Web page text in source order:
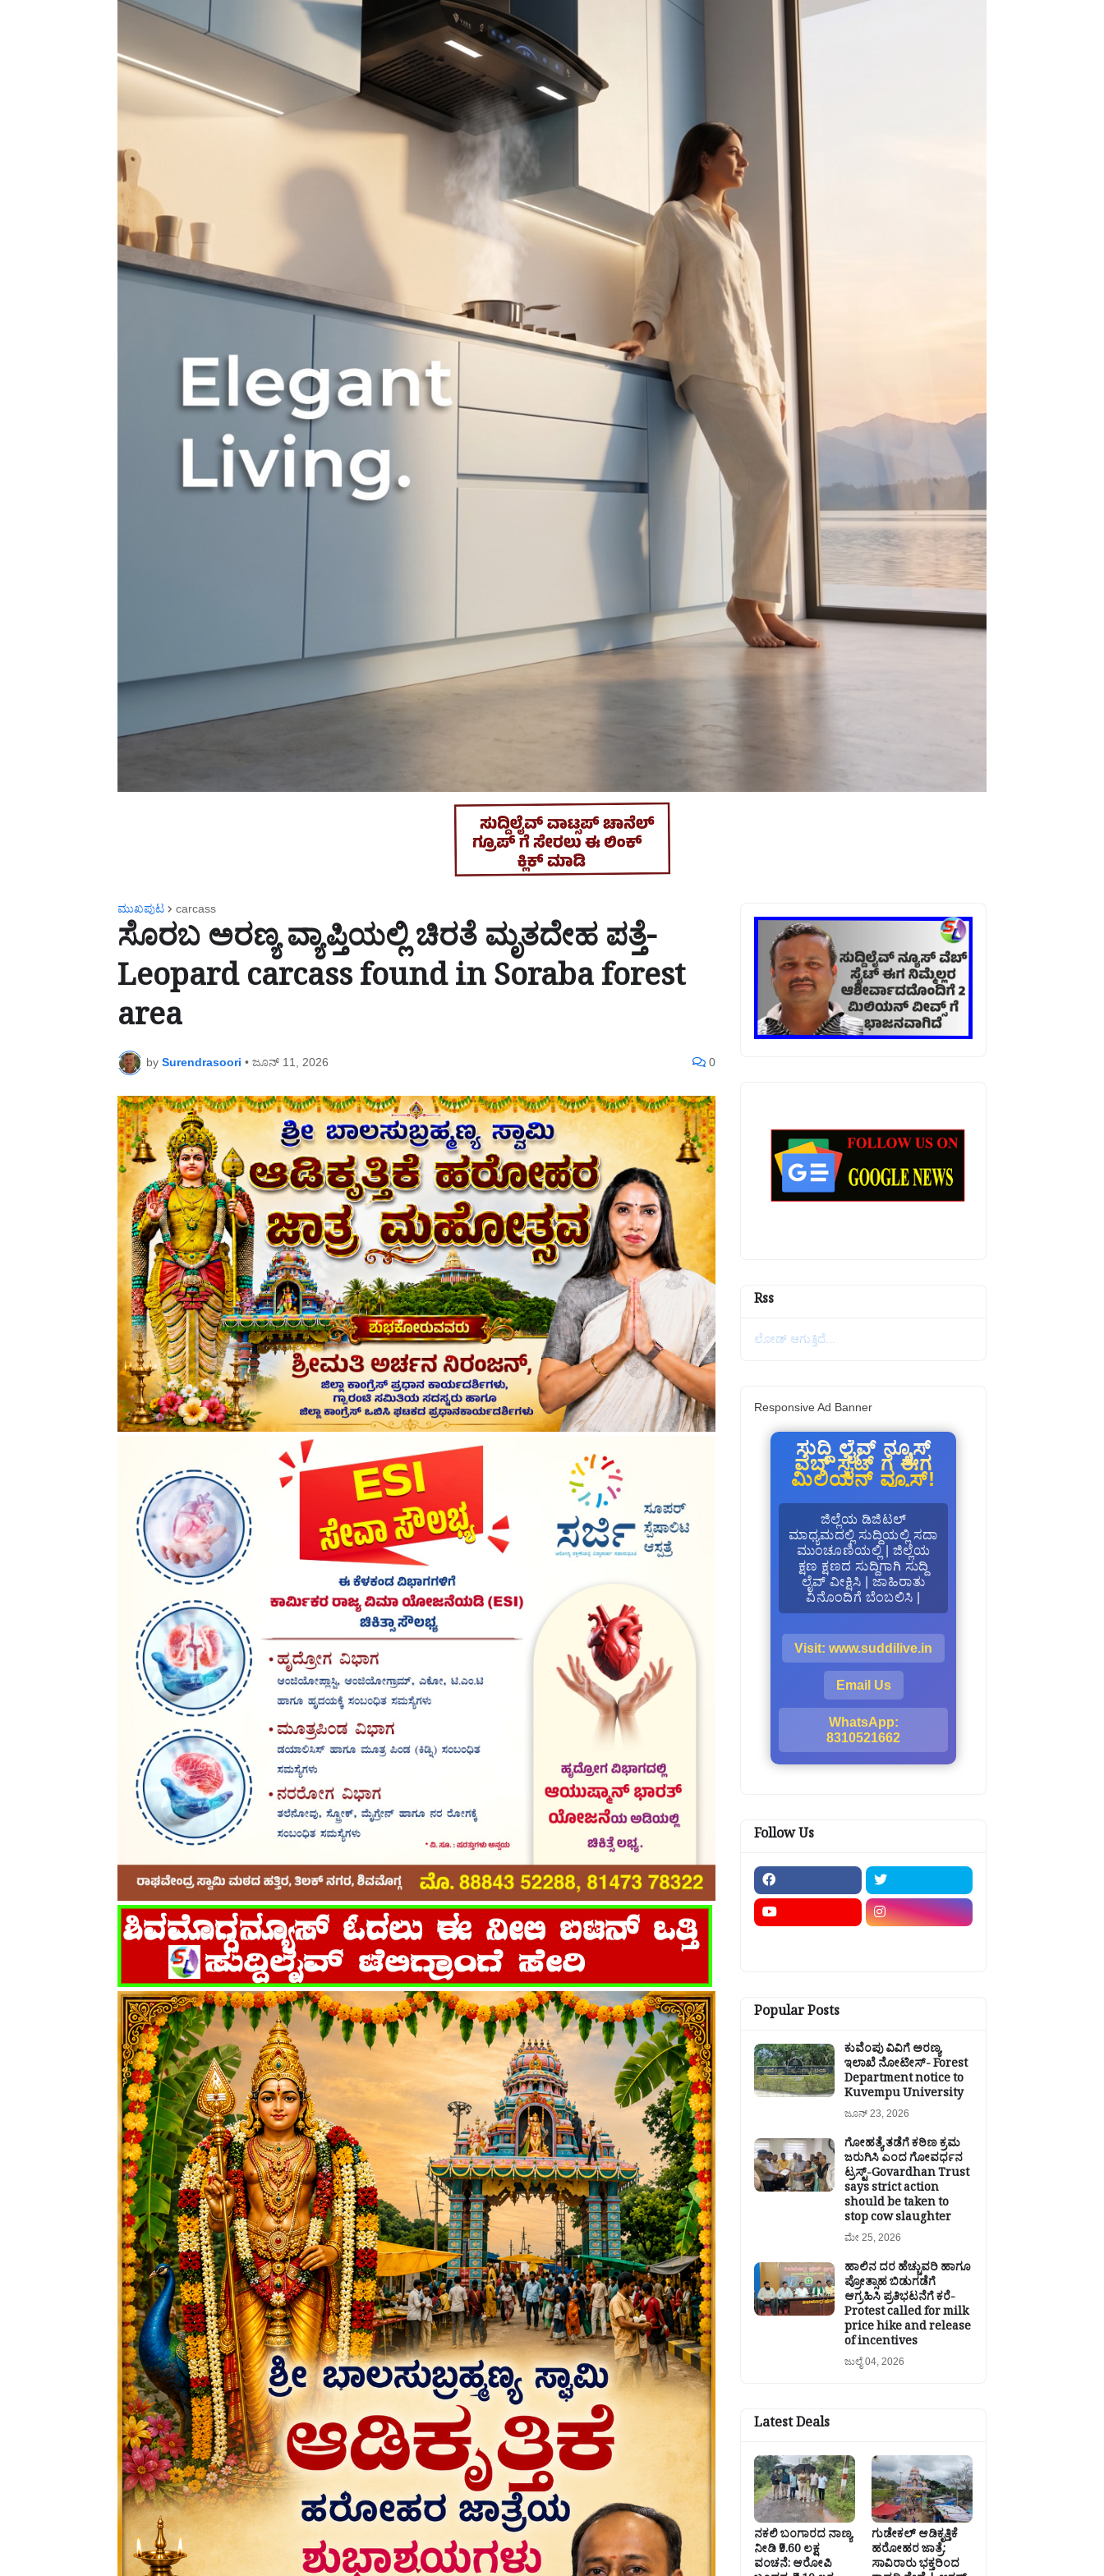
ಮುಖಪುಟ carcass
ಸೊರಬ ಅರಣ್ಯ ವ್ಯಾಪ್ತಿಯಲ್ಲಿ ಚಿರತೆ ಮೃತದೇಹ ಪತ್ತೆ-
Leopard carcass found in Soraba forest
area
by Surendrasoori • ಜೂನ್ 11, 2026 0
Rss
ಲೋಡ್ ಆಗುತ್ತಿದೆ...
Responsive Ad Banner
ಸುದ್ದಿ ಲೈವ್ ನ್ಯೂಸ್
ವೆಬ್ ಸೈಟ್ ಗೆ ಈಗ
ಮಿಲಿಯನ್ ವ್ಯೂಸ್!
ಜಿಲ್ಲೆಯ ಡಿಜಿಟಲ್
ಮಾಧ್ಯಮದಲ್ಲಿ ಸುದ್ದಿಯಲ್ಲಿ ಸದಾ
ಮುಂಚೂಣಿಯಲ್ಲಿ | ಜಿಲ್ಲೆಯ
ಕ್ಷಣ ಕ್ಷಣದ ಸುದ್ದಿಗಾಗಿ ಸುದ್ದಿ
ಲೈವ್ ವೀಕ್ಷಿಸಿ | ಜಾಹಿರಾತು
ವಿನೊಂದಿಗೆ ಬೆಂಬಲಿಸಿ |
Visit: www.suddilive.in
Email Us
WhatsApp:
8310521662
Follow Us
Popular Posts
ಕುವೆಂಪು ವಿವಿಗೆ ಅರಣ್ಯ
ಇಲಾಖೆ ನೋಟೀಸ್- Forest
Department notice to
Kuvempu University
ಜೂನ್ 23, 2026
ಗೋಹತ್ಯೆ ತಡೆಗೆ ಕಠಿಣ ಕ್ರಮ
ಜರುಗಿಸಿ ಎಂದ ಗೋವರ್ಧನ
ಟ್ರಸ್ಟ್-Govardhan Trust
says strict action
should be taken to
stop cow slaughter
ಮೇ 25, 2026
ಹಾಲಿನ ದರ ಹೆಚ್ಚುವರಿ ಹಾಗೂ
ಪ್ರೋತ್ಸಾಹ ಬಿಡುಗಡೆಗೆ
ಆಗ್ರಹಿಸಿ ಪ್ರತಿಭಟನೆಗೆ ಕರೆ-
Protest called for milk
price hike and release
of incentives
ಜುಲೈ 04, 2026
Latest Deals
ನಕಲಿ ಬಂಗಾರದ ನಾಣ್ಯ
ನೀಡಿ ₹9.60 ಲಕ್ಷ
ವಂಚನೆ: ಆರೋಪಿ
ಗುಡೇಕಲ್ ಆಡಿಕೃತ್ತಿಕೆ
ಹರೋಹರ ಜಾತ್ರೆ:
ಸಾವಿರಾರು ಭಕ್ತರಿಂದ